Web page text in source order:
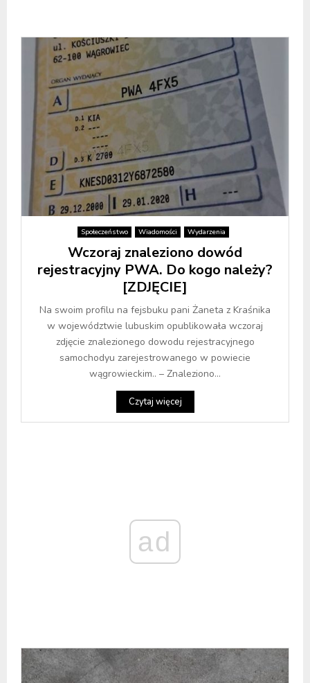
Społeczeństwo Wiadomości Wydarzenia
Wczoraj znaleziono dowód
rejestracyjny PWA. Do kogo należy?
[ZDJĘCIE]
Na swoim profilu na fejsbuku pani Żaneta z Kraśnika
w województwie lubuskim opublikowała wczoraj
zdjęcie znalezionego dowodu rejestracyjnego
samochodyu zarejestrowanego w powiecie
wągrowieckim.. – Znaleziono...
Czytaj więcej
ad